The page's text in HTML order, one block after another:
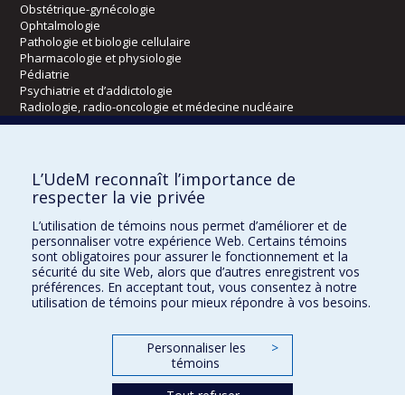
Obstétrique-gynécologie
Ophtalmologie
Pathologie et biologie cellulaire
Pharmacologie et physiologie
Pédiatrie
Psychiatrie et d’addictologie
Radiologie, radio-oncologie et médecine nucléaire
Kinésiologie et des sciences de l’activité physique
Orthophonie et audiologie
Réadaptation
Directions
DPC
CPASS
L’UdeM reconnaît l’importance de
respecter la vie privée
L’utilisation de témoins nous permet d’améliorer et de
personnaliser votre expérience Web. Certains témoins
sont obligatoires pour assurer le fonctionnement et la
sécurité du site Web, alors que d’autres enregistrent vos
préférences. En acceptant tout, vous consentez à notre
utilisation de témoins pour mieux répondre à vos besoins.
Personnaliser les
témoins
>